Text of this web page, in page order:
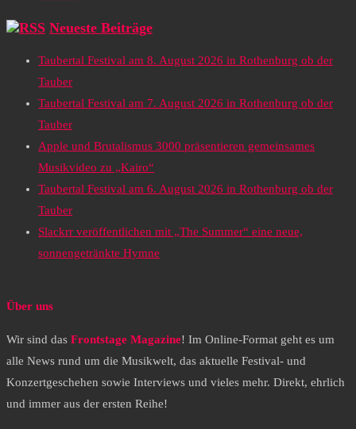
Neueste Beiträge
Taubertal Festival am 8. August 2026 in Rothenburg ob der
Tauber
Taubertal Festival am 7. August 2026 in Rothenburg ob der
Tauber
Apple und Brutalismus 3000 präsentieren gemeinsames
Musikvideo zu „Kairo“
Taubertal Festival am 6. August 2026 in Rothenburg ob der
Tauber
Slackrr veröffentlichen mit „The Summer“ eine neue,
sonnengetränkte Hymne
Über uns
Wir sind das Frontstage Magazine! Im Online-Format geht es um
alle News rund um die Musikwelt, das aktuelle Festival- und
Konzertgeschehen sowie Interviews und vieles mehr. Direkt, ehrlich
und immer aus der ersten Reihe!